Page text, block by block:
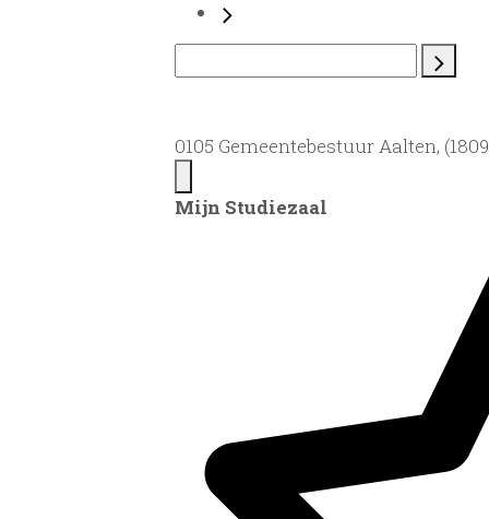
0105 Gemeentebestuur Aalten,
Mijn Studiezaal